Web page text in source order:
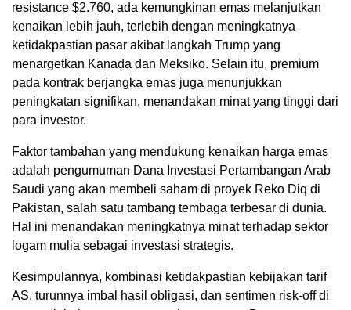
resistance $2.760, ada kemungkinan emas melanjutkan
kenaikan lebih jauh, terlebih dengan meningkatnya
ketidakpastian pasar akibat langkah Trump yang
menargetkan Kanada dan Meksiko. Selain itu, premium
pada kontrak berjangka emas juga menunjukkan
peningkatan signifikan, menandakan minat yang tinggi dari
para investor.
Faktor tambahan yang mendukung kenaikan harga emas
adalah pengumuman Dana Investasi Pertambangan Arab
Saudi yang akan membeli saham di proyek Reko Diq di
Pakistan, salah satu tambang tembaga terbesar di dunia.
Hal ini menandakan meningkatnya minat terhadap sektor
logam mulia sebagai investasi strategis.
Kesimpulannya, kombinasi ketidakpastian kebijakan tarif
AS, turunnya imbal hasil obligasi, dan sentimen risk-off di